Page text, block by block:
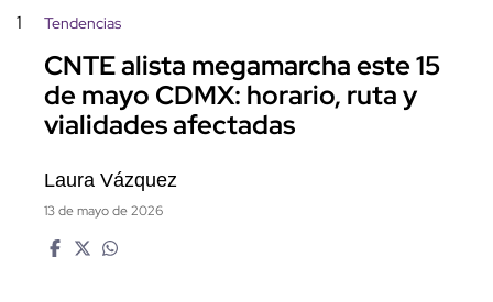
1 Tendencias
CNTE alista megamarcha este 15
de mayo CDMX: horario, ruta y
vialidades afectadas
Laura Vázquez
13 de mayo de 2026